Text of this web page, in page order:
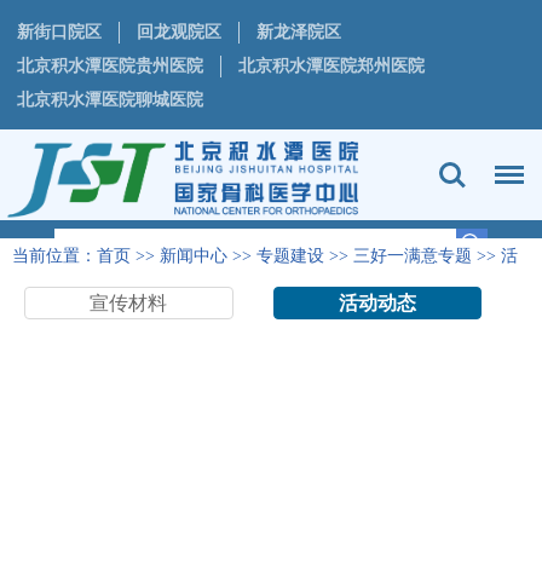
新街口院区 回龙观院区
新龙泽院区
北京积水潭医院贵州医院
北京积水潭医院郑州医院
北京积水潭医院聊城医院
当前位置： 首页 >> 新闻中心 >> 专题建设 >> 三好一满意专题 >> 活
动动态
宣传材料 活动动态